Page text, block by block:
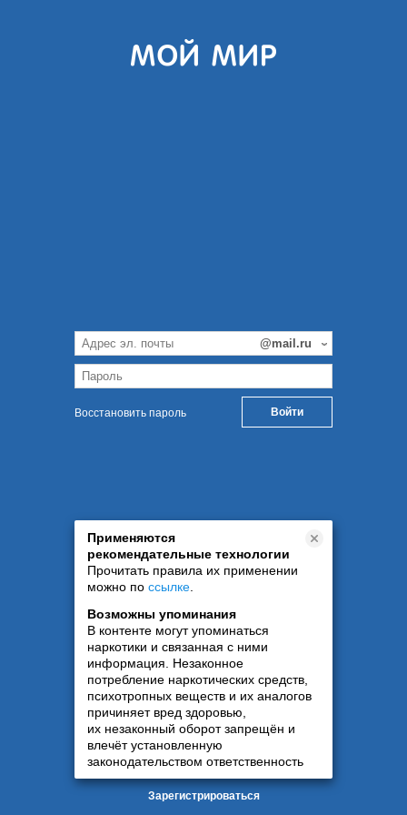
Восстановить пароль
Применяются
рекомендательные технологии
Прочитать правила их применении
можно по ссылке
Возможны упоминания
В контенте могут упоминаться
наркотики и связанная с ними
информация. Незаконное
потребление наркотических средств,
психотропных веществ и их аналогов
причиняет вред здоровью,
их незаконный оборот запрещён и
влечёт установленную
законодательством ответственность
Зарегистрироваться